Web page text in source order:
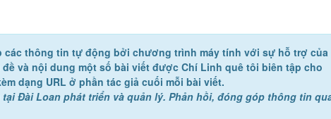
các thông tin tự động bởi chương trình máy tính với sự hỗ trợ của
đề và nội dung một số bài viết được Chí Linh quê tôi biên tập cho
dạng URL ở phần tác giả cuối mỗi bài viết.
Đài Loan phát triển và quản lý. Phản hồi, đóng góp thông tin